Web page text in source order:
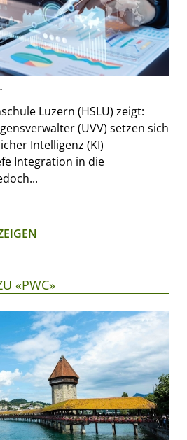
Luzern (HSLU) zeigt:
(UVV) setzen sich
Intelligenz (KI)
Integration in die
«PWC»